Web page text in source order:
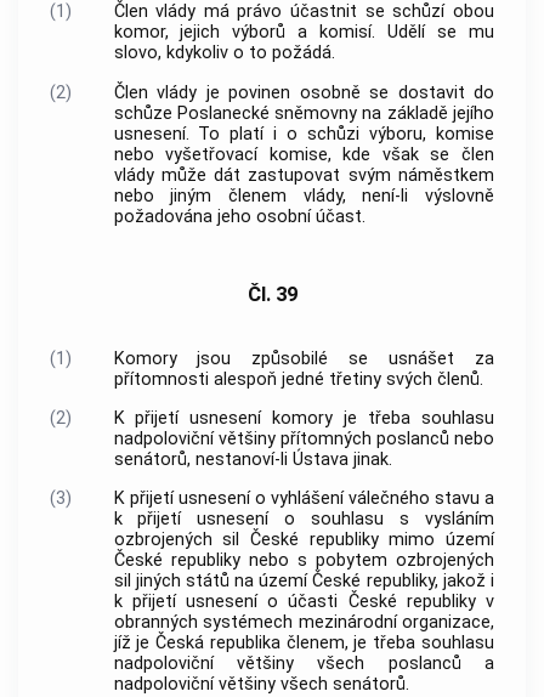
(1) Členvlády má právo účastnit se schůzí obou
komor, jejich výborů a komisí. Udělí se mu
slovo, kdykoliv o to požádá.
(2)
Člen vlády je povinen osobně se dostavit do
schůze Poslanecké sněmovny na základě jejího
usnesení. To platí i o schůzi výboru, komise
nebo vyšetřovací komise, kde však se člen
vládymůže dát zastupovat svým náměstkem
nebo jiným členem vlády, není-li výslovně
požadována jeho osobní účast.
Čl. 39
(1)
Komory jsou způsobilé se usnášet za
přítomnosti alespoň jedné třetiny svých členů.
(2)
K přijetí usnesení komory je třeba souhlasu
nadpoloviční většiny přítomných poslanců nebo
senátorů, nestanoví-li Ústava jinak.
(3)
K přijetí usnesení o vyhlášení válečného stavu a
k přijetí usnesení o souhlasu s vysláním
ozbrojených sil České republiky mimo území
České republiky nebo s pobytem ozbrojených
sil jiných států na území České republiky, jakož i
k přijetí usnesení o účasti České republiky v
obranných systémech mezinárodní organizace,
jíž je Česká republika členem, je třeba souhlasu
nadpoloviční většiny všech poslanců a
nadpoloviční většiny všech senátorů.